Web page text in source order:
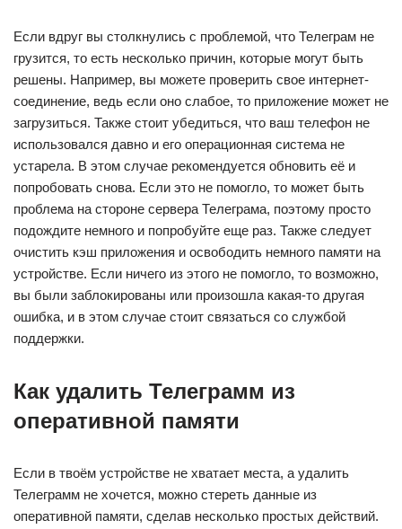
Если вдруг вы столкнулись с проблемой, что Телеграм не
грузится, то есть несколько причин, которые могут быть
решены. Например, вы можете проверить свое интернет-
соединение, ведь если оно слабое, то приложение может не
загрузиться. Также стоит убедиться, что ваш телефон не
использовался давно и его операционная система не
устарела. В этом случае рекомендуется обновить её и
попробовать снова. Если это не помогло, то может быть
проблема на стороне сервера Телеграма, поэтому просто
подождите немного и попробуйте еще раз. Также следует
очистить кэш приложения и освободить немного памяти на
устройстве. Если ничего из этого не помогло, то возможно,
вы были заблокированы или произошла какая-то другая
ошибка, и в этом случае стоит связаться со службой
поддержки.
Как удалить Телеграмм из
оперативной памяти
Если в твоём устройстве не хватает места, а удалить
Телеграмм не хочется, можно стереть данные из
оперативной памяти, сделав несколько простых действий.